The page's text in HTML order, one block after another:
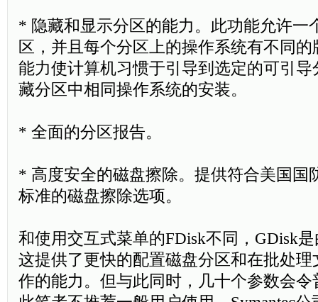
* 隐藏和显示分区的能力。此功能允许一
区，并且每个分区上的操作系统有不同
能力使计算机习惯于引导到选定的可引
藏分区中相同操作系统的安装。
* 全面的分区报告。
* 高度安全的磁盘擦除。提供符合美国国
标准的磁盘擦除选项。
和使用交互式菜单的FDisk不同，GDisk
这提供了更快的配置磁盘分区和在批处理
作的能力。但与此同时，几十个参数会